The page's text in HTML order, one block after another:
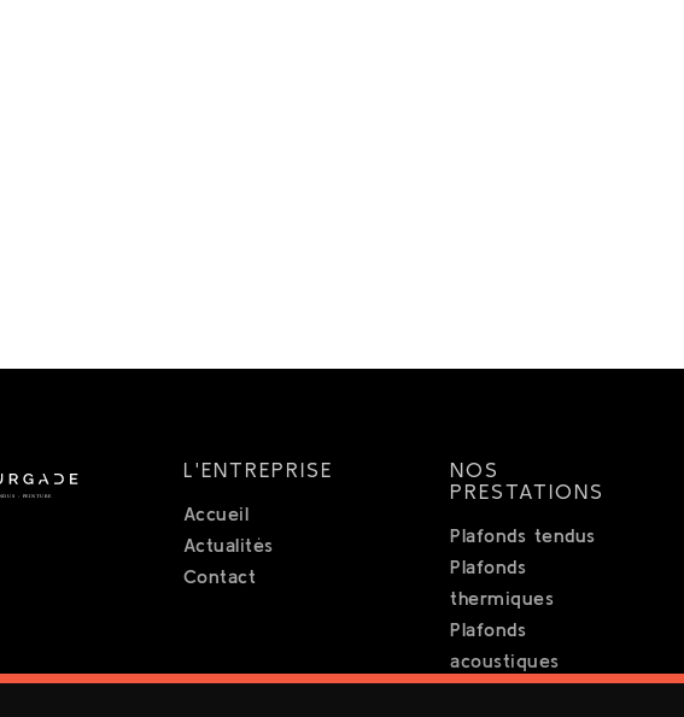
L'ENTREPRISE
Accueil
Actualités
Contact
NOS
PRESTATIONS
Plafonds tendus
Plafonds
thermiques
Plafonds
acoustiques